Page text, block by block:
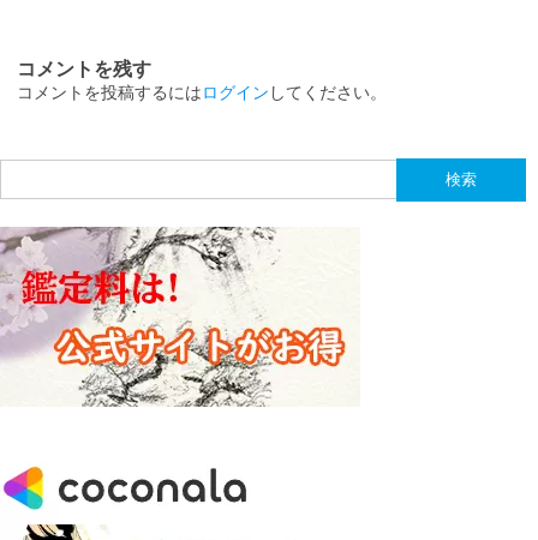
コメントを残す
コメントを投稿するにはログイン してください。
索: